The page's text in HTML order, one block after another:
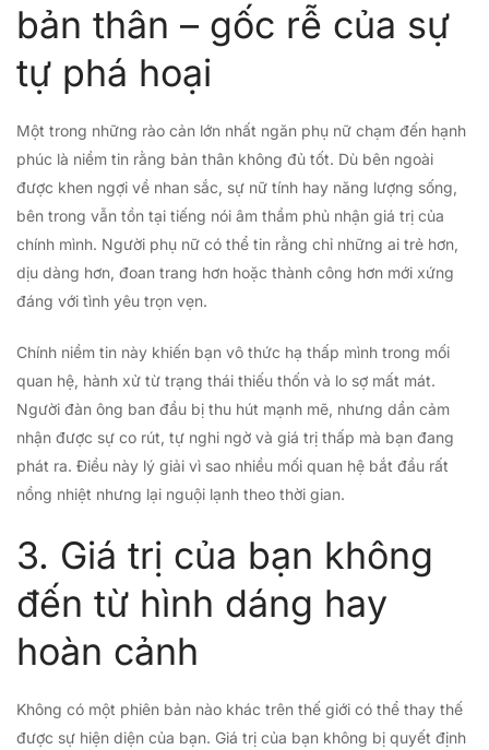
bản thân – gốc rễ của sự
tự phá hoại
Một trong những rào cản lớn nhất ngăn phụ nữ chạm đến hạnh
phúc là niềm tin rằng bản thân không đủ tốt. Dù bên ngoài
được khen ngợi về nhan sắc, sự nữ tính hay năng lượng sống,
bên trong vẫn tồn tại tiếng nói âm thầm phủ nhận giá trị của
chính mình. Người phụ nữ có thể tin rằng chỉ những ai trẻ hơn,
dịu dàng hơn, đoan trang hơn hoặc thành công hơn mới xứng
đáng với tình yêu trọn vẹn.
Chính niềm tin này khiến bạn vô thức hạ thấp mình trong mối
quan hệ, hành xử từ trạng thái thiếu thốn và lo sợ mất mát.
Người đàn ông ban đầu bị thu hút mạnh mẽ, nhưng dần cảm
nhận được sự co rút, tự nghi ngờ và giá trị thấp mà bạn đang
phát ra. Điều này lý giải vì sao nhiều mối quan hệ bắt đầu rất
nồng nhiệt nhưng lại nguội lạnh theo thời gian.
3. Giá trị của bạn không
đến từ hình dáng hay
hoàn cảnh
Không có một phiên bản nào khác trên thế giới có thể thay thế
được sự hiện diện của bạn. Giá trị của bạn không bị quyết định